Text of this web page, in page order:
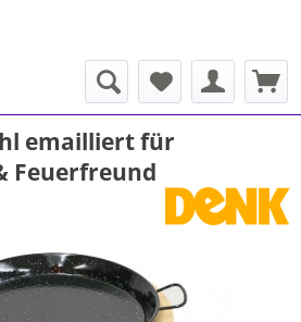
emailliert für
Feuerfreund